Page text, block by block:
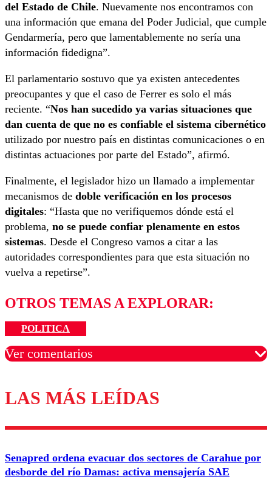
del Estado de Chile. Nuevamente nos encontramos con
una información que emana del Poder Judicial, que cumple
Gendarmería, pero que lamentablemente no sería una
información fidedigna”.
El parlamentario sostuvo que ya existen antecedentes
preocupantes y que el caso de Ferrer es solo el más
reciente. “Nos han sucedido ya varias situaciones que
dan cuenta de que no es confiable el sistema cibernético
utilizado por nuestro país en distintas comunicaciones o en
distintas actuaciones por parte del Estado”, afirmó.
Finalmente, el legislador hizo un llamado a implementar
mecanismos de doble verificación en los procesos
digitales: “Hasta que no verifiquemos dónde está el
problema, no se puede confiar plenamente en estos
sistemas. Desde el Congreso vamos a citar a las
autoridades correspondientes para que esta situación no
vuelva a repetirse”.
OTROS TEMAS A EXPLORAR:
POLITICA
Ver comentarios
Los comentarios son moderados para garantizar un
diálogo respetuoso.
Nombre
Correo
LAS MÁS LEÍDAS
Senapred ordena evacuar dos sectores de Carahue por
desborde del río Damas: activa mensajería SAE